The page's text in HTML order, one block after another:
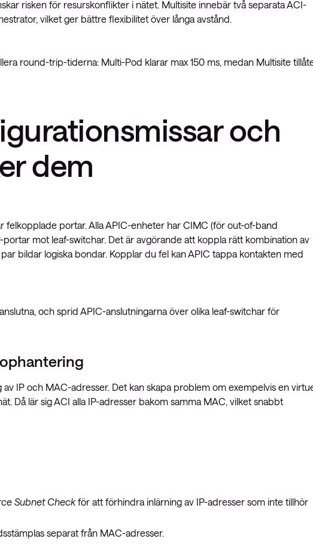
risken för resurskonflikter i nätet. Multisite innebär två separata ACI-
vilket ger bättre flexibilitet över långa avstånd.
round-trip-tiderna: Multi-Pod klarar max 150 ms, medan Multisite
och
dem
felkopplade portar. Alla APIC-enheter har CIMC (för out-of-band
mot leaf-switchar. Det är avgörande att koppla rätt kombination av
bildar logiska bondar. Kopplar du fel kan APIC tappa kontakten med
och sprid APIC-anslutningarna över olika leaf-switchar för
IP och MAC-adresser. Det kan skapa problem om exempelvis en
Då lär sig ACI alla IP-adresser bakom samma MAC, vilket snabbt
Subnet Checkför att förhindra inlärning av IP-adresser som inte tillhör
separat från MAC-adresser.